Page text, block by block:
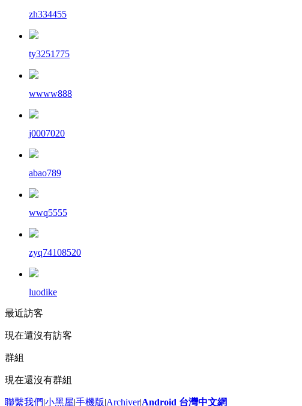
zh334455
ty3251775
wwww888
j0007020
abao789
wwq5555
zyq74108520
luodike
最近訪客
現在還沒有訪客
群組
現在還沒有群組
聯繫我們|小黑屋|手機版|Archiver|Android 台灣中文網